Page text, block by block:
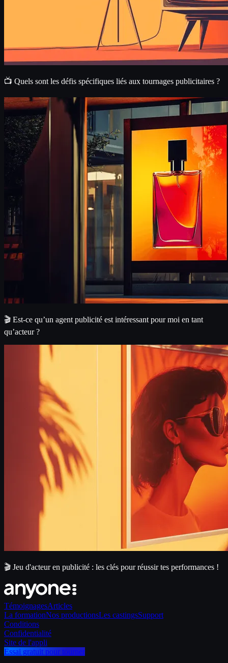
📺 Quels sont les défis spécifiques liés aux tournages publicitaires ?
🎬 Est-ce qu’un agent publicité est intéressant pour moi en tant
qu’acteur ?
🎬 Jeu d'acteur en publicité : les clés pour réussir tes performances !
TémoignagesArticles
La formationNos productionsLes castingsSupport
Conditions
Confidentialité
Site de l'appli
Essai gratuit pour tourner